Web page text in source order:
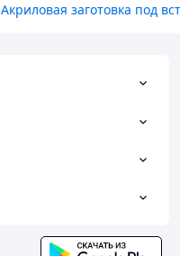
Акриловая заготовка под